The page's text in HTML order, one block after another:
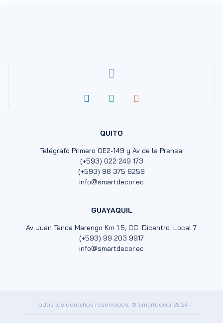
QUITO
Telégrafo Primero OE2-149 y Av de la Prensa.
(+593) 022 249 173
(+593) 98 375 6259
info@smartdecor.ec
GUAYAQUIL
Av Juan Tanca Marengo Km 1.5, CC. Dicentro. Local 7.
(+593) 99 203 9917
info@smartdecor.ec
Todos los derechos reservados. © Smartdecor 2024